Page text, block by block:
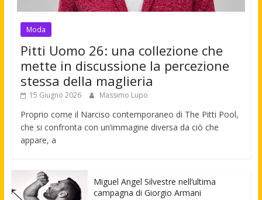
Moda
Pitti Uomo 26: una collezione che
mette in discussione la percezione
stessa della maglieria
15 Giugno 2026 Massimo Lupo
Proprio come il Narciso contemporaneo di The Pitti Pool,
che si confronta con un’immagine diversa da ciò che
appare, a
Miguel Angel Silvestre nell’ultima
campagna di Giorgio Armani